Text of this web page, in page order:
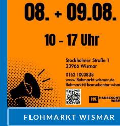
FLOHMARKT WISMAR